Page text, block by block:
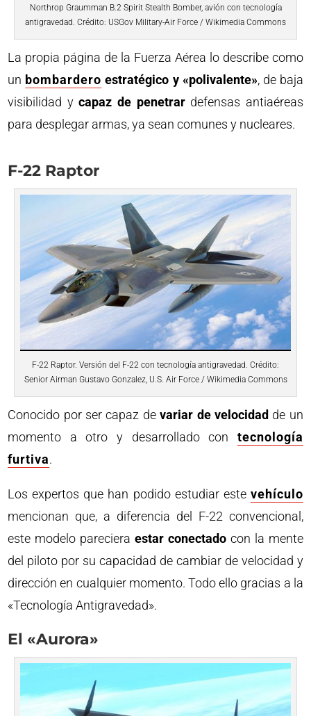
Northrop Graumman B.2 Spirit Stealth Bomber, avión con tecnología
antigravedad. Crédito: USGov Military-Air Force / Wikimedia Commons
La propia página de la Fuerza Aérea lo describe como
un bombardero estratégico y «polivalente», de baja
visibilidad ycapaz de penetrardefensas antiaéreas
para desplegar armas, ya sean comunes y nucleares.
F-22 Raptor
F-22 Raptor. Versión del F-22 con tecnología antigravedad. Crédito:
Senior Airman Gustavo Gonzalez, U.S. Air Force / Wikimedia Commons
Conocido por ser capaz devariar de velocidad de un
momento a otro y desarrollado con tecnología
furtiva.
Los expertos que han podido estudiar este vehículo
mencionan que, a diferencia del F-22 convencional,
este modelo parecieraestar conectadocon la mente
del piloto por su capacidad de cambiar de velocidad y
dirección en cualquier momento. Todo ello gracias a la
«Tecnología Antigravedad».
El «Aurora»